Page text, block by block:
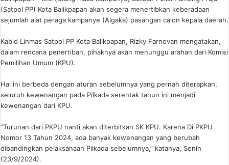
(Satpol PP) Kota Balikpapan akan segera menertibkan keberadaan
sejumlah alat peraga kampanye (Algaka) pasangan calon kepala daerah.
Kabid Linmas Satpol PP Kota Balikpapan, Rizky Farnovan mengatakan,
dalam rencana penertiban, pihaknya akan menunggu arahan dari Komisi
Pemilihan Umum (KPU).
Hal ini berbeda dengan aturan sebelumnya yang pernah diterapkan,
seluruh kewenangan pada Pilkada serentak tahun ini menjadi
kewenangan dari KPU.
“Turunan dari PKPU nanti akan diterbitkan SK KPU. Karena Di PKPU
Nomor 13 Tahun 2024, ada banyak kewenangan yang berubah
dibandingkan pelaksanaan Pilkada sebelumnya,” katanya, Senin
(23/9/2024).